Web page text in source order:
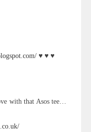
♥ ♥ ♥
with that Asos tee…